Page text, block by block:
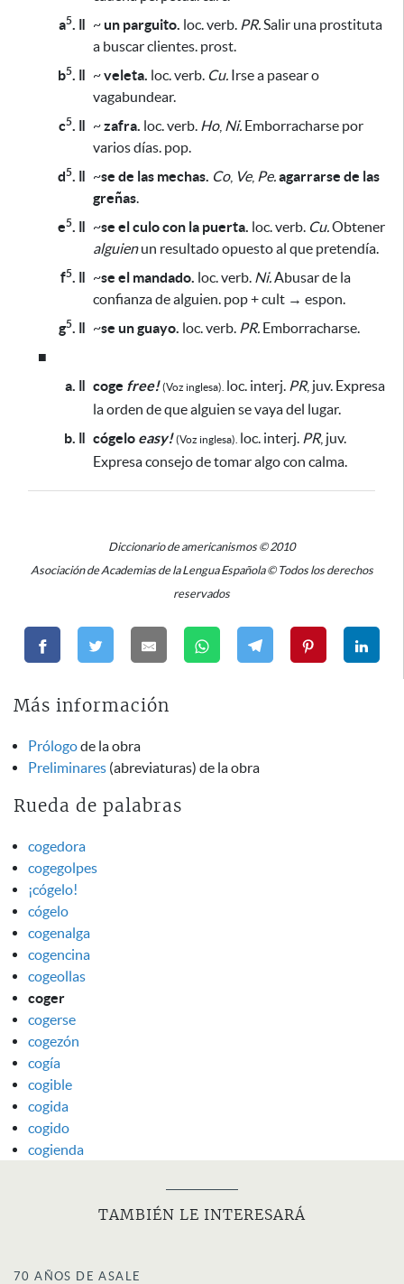
a5. ǁ ~un parguito. loc. verb. PR.Salir una prostituta
a buscar clientes. prost.
b5. ǁ ~veleta. loc. verb. Cu. Irse a pasear o
vagabundear.
c5. ǁ ~zafra. loc. verb. Ho, Ni. Emborracharse por
varios días. pop.
d5. ǁ ~se de las mechas. Co, Ve, Pe.agarrarse de las
greñas.
e5. ǁ ~se el culo con la puerta. loc. verb. Cu.Obtener
alguienun resultado opuesto al que pretendía.
f5. ǁ ~se el mandado. loc. verb. Ni.Abusar de la
confianza de alguien. pop + cult → espon.
g5. ǁ ~se un guayo. loc. verb. PR. Emborracharse.
■
a. ǁ coge free! (Voz inglesa). loc. interj. PR, juv. Expresa
la orden de que alguien se vaya del lugar.
b. ǁ cógelo easy! (Voz inglesa). loc. interj. PR, juv.
Expresa consejo de tomar algo con calma.
Diccionario de americanismos © 2010
Asociación de Academias de la Lengua Española © Todos los derechos
reservados
Más información
Prólogode la obra
Preliminares (abreviaturas) de la obra
Rueda de palabras
cogedora
cogegolpes
¡cógelo!
cógelo
cogenalga
cogencina
cogeollas
coger
cogerse
cogezón
cogía
cogible
cogida
cogido
cogienda
TAMBIÉN LE INTERESARÁ
70 AÑOS DE ASALE